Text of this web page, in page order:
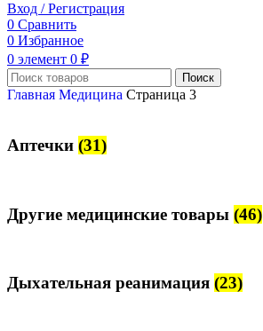
Вход / Регистрация
0 Сравнить
0 Избранное
0 элемент 0 ₽
Поиск
Главная Медицина Страница 3
Аптечки (31)
Другие медицинские товары (46)
Дыхательная реанимация (23)